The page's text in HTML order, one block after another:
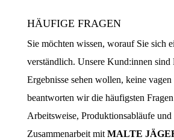
HÄUFIGE FRAGEN
Sie möchten wissen, worauf Sie sich
verständlich. Unsere Kund:innen sind
Ergebnisse sehen wollen, keine
beantworten wir die häufigsten
Arbeitsweise, Produktionsabläufe und
Zusammenarbeit mit MALTE